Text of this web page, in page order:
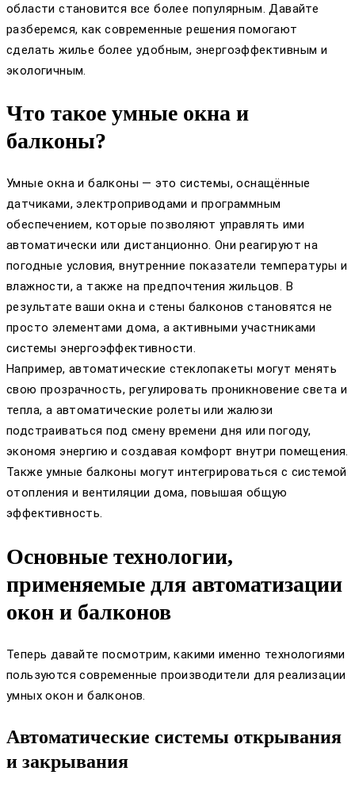
области становится все более популярным. Давайте
разберемся, как современные решения помогают
сделать жилье более удобным, энергоэффективным и
экологичным.
Что такое умные окна и
балконы?
Умные окна и балконы — это системы, оснащённые
датчиками, электроприводами и программным
обеспечением, которые позволяют управлять ими
автоматически или дистанционно. Они реагируют на
погодные условия, внутренние показатели температуры и
влажности, а также на предпочтения жильцов. В
результате ваши окна и стены балконов становятся не
просто элементами дома, а активными участниками
системы энергоэффективности.
Например, автоматические стеклопакеты могут менять
свою прозрачность, регулировать проникновение света и
тепла, а автоматические ролеты или жалюзи
подстраиваться под смену времени дня или погоду,
экономя энергию и создавая комфорт внутри помещения.
Также умные балконы могут интегрироваться с системой
отопления и вентиляции дома, повышая общую
эффективность.
Основные технологии,
применяемые для автоматизации
окон и балконов
Теперь давайте посмотрим, какими именно технологиями
пользуются современные производители для реализации
умных окон и балконов.
Автоматические системы открывания
и закрывания